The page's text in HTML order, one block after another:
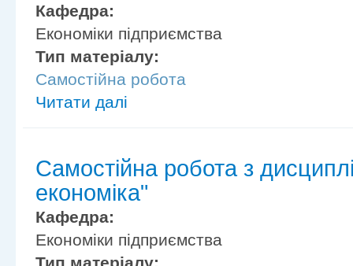
Кафедра:
Економіки підприємства
Тип матеріалу:
Самостійна робота
Читати далі
Самостійна робота з
економіка"
Кафедра:
Економіки підприємства